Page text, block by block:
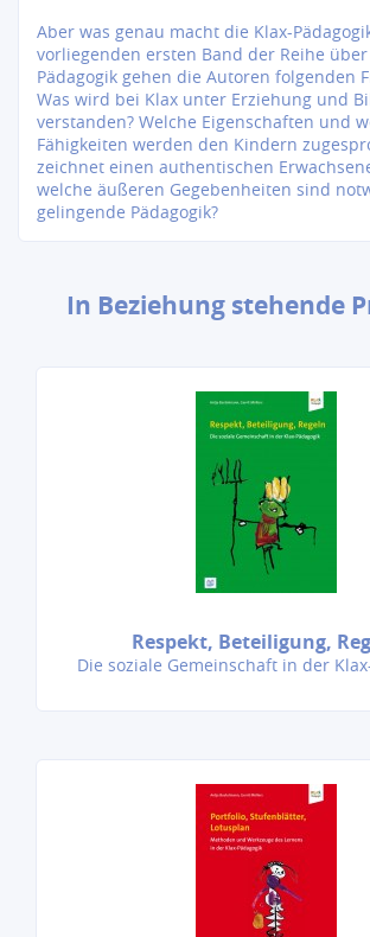
Aber was genau macht die Klax-
vorliegenden ersten Band der Reihe
Pädagogik gehen die Autoren folgenden
Was wird bei Klax unter Erziehung und
verstanden? Welche Eigenschaften und
Fähigkeiten werden den Kindern
zeichnet einen authentischen
welche äußeren Gegebenheiten sind
gelingende Pädagogik?
In Beziehung stehende
Respekt, Beteiligung,
Die soziale Gemeinschaft in der